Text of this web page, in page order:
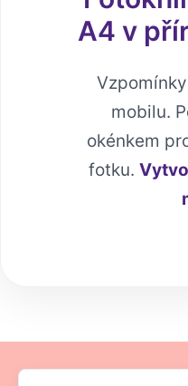
A4 v
mobilu.
okénkem
fotku.